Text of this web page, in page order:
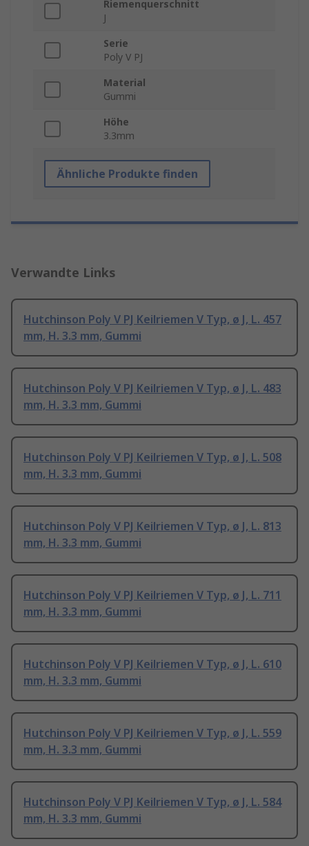
Riemenquerschnitt
J
Serie
Poly V PJ
Material
Gummi
Höhe
3.3mm
Ähnliche Produkte finden
Verwandte Links
Hutchinson Poly V PJ Keilriemen V Typ, ø J, L. 457
mm, H. 3.3 mm, Gummi
Hutchinson Poly V PJ Keilriemen V Typ, ø J, L. 483
mm, H. 3.3 mm, Gummi
Hutchinson Poly V PJ Keilriemen V Typ, ø J, L. 508
mm, H. 3.3 mm, Gummi
Hutchinson Poly V PJ Keilriemen V Typ, ø J, L. 813
mm, H. 3.3 mm, Gummi
Hutchinson Poly V PJ Keilriemen V Typ, ø J, L. 711
mm, H. 3.3 mm, Gummi
Hutchinson Poly V PJ Keilriemen V Typ, ø J, L. 610
mm, H. 3.3 mm, Gummi
Hutchinson Poly V PJ Keilriemen V Typ, ø J, L. 559
mm, H. 3.3 mm, Gummi
Hutchinson Poly V PJ Keilriemen V Typ, ø J, L. 584
mm, H. 3.3 mm, Gummi